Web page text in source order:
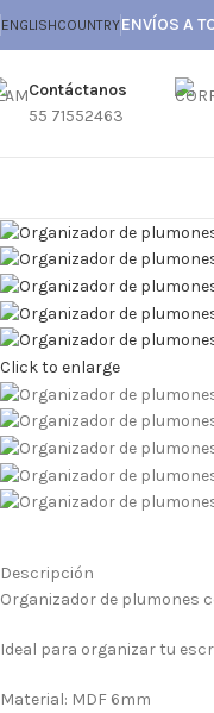
ENGLISHCOUNTRYENVÍOS A
Contáctanos
55 71552463
Click to enlarge
Descripción
Organizador de plumones
Ideal para organizar tu
Material: MDF 6mm